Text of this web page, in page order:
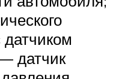
датчиком
датчик